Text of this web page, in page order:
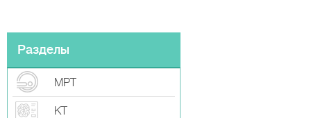
Разделы
МРТ
КТ